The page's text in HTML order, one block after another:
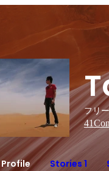
フリ
41
Profile Stories 1